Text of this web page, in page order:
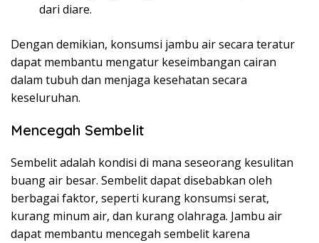
dari diare.
Dengan demikian, konsumsi jambu air secara teratur
dapat membantu mengatur keseimbangan cairan
dalam tubuh dan menjaga kesehatan secara
keseluruhan.
Mencegah Sembelit
Sembelit adalah kondisi di mana seseorang kesulitan
buang air besar. Sembelit dapat disebabkan oleh
berbagai faktor, seperti kurang konsumsi serat,
kurang minum air, dan kurang olahraga. Jambu air
dapat membantu mencegah sembelit karena